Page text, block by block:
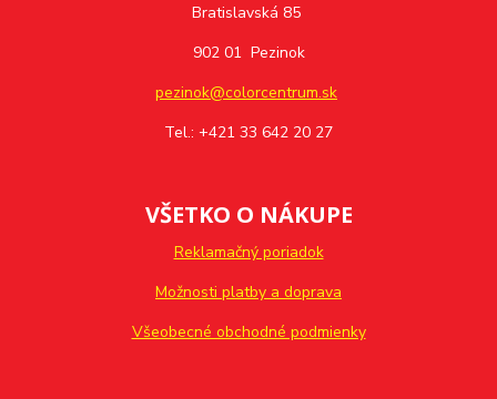
Bratislavská 85
902 01 Pezinok
pezinok@colorcentrum.sk
Tel.: +421 33 642 20 27
VŠETKO O NÁKUPE
Reklamačný poriadok
Možnosti platby a doprava
Všeobecné obchodné podmienky